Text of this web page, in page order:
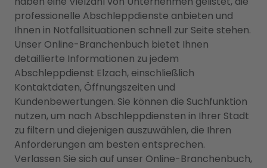
professionelle Abschleppdienste anbieten und
Ihnen in Notfallsituationen schnell zur Seite stehen.
Unser Online-Branchenbuch bietet Ihnen
detaillierte Informationen zu jedem
Abschleppdienst Elzach, einschließlich
Kontaktdaten, Öffnungszeiten und
Kundenbewertungen. Sie können die Suchfunktion
nutzen, um nach Abschleppdiensten in Ihrer Stadt
zu filtern und diejenigen auszuwählen, die Ihren
Anforderungen am besten entsprechen.
Verlassen Sie sich auf unser Online-Branchenbuch,